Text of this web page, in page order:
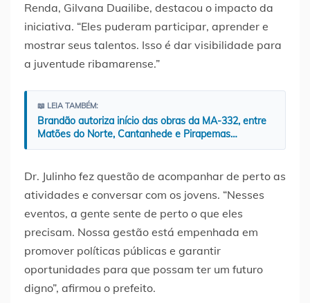
Renda, Gilvana Duailibe, destacou o impacto da
iniciativa. “Eles puderam participar, aprender e
mostrar seus talentos. Isso é dar visibilidade para
a juventude ribamarense.”
📖 LEIA TAMBÉM:
Brandão autoriza início das obras da MA-332, entre
Matões do Norte, Cantanhede e Pirapemas…
Dr. Julinho fez questão de acompanhar de perto as
atividades e conversar com os jovens. “Nesses
eventos, a gente sente de perto o que eles
precisam. Nossa gestão está empenhada em
promover políticas públicas e garantir
oportunidades para que possam ter um futuro
digno”, afirmou o prefeito.